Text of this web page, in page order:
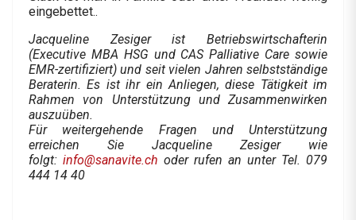
eingebettet..
Jacqueline Zesiger ist Betriebswirtschafterin
(Executive MBA HSG und CAS Palliative Care sowie
EMR-zertifiziert) und seit vielen Jahren selbstständige
Beraterin. Es ist ihr ein Anliegen, diese Tätigkeit im
Rahmen von Unterstützung und Zusammenwirken
auszuüben.
Für weitergehende Fragen und Unterstützung
erreichen Sie Jacqueline Zesiger wie
folgt: info@sanavite.ch oder rufen an unter Tel. 079
444 14 40